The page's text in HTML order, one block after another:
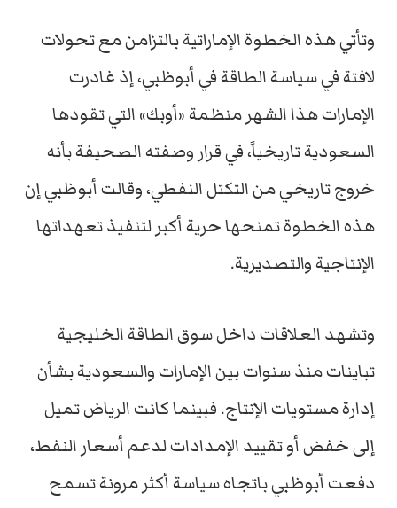
وتأتي هذه الخطوة الإماراتية بالتزامن مع تحولات
لافتة في سياسة الطاقة في أبوظبي، إذ غادرت
الإمارات هذا الشهر منظمة «أوبك» التي تقودها
السعودية تاريخياً، في قرار وصفته الصحيفة بأنه
خروج تاريخي من التكتل النفطي، وقالت أبوظبي إن
هذه الخطوة تمنحها حرية أكبر لتنفيذ تعهداتها
الإنتاجية والتصديرية.
وتشهد العلاقات داخل سوق الطاقة الخليجية
تباينات منذ سنوات بين الإمارات والسعودية بشأن
إدارة مستويات الإنتاج. فبينما كانت الرياض تميل
إلى خفض أو تقييد الإمدادات لدعم أسعار النفط،
دفعت أبوظبي باتجاه سياسة أكثر مرونة تسمح